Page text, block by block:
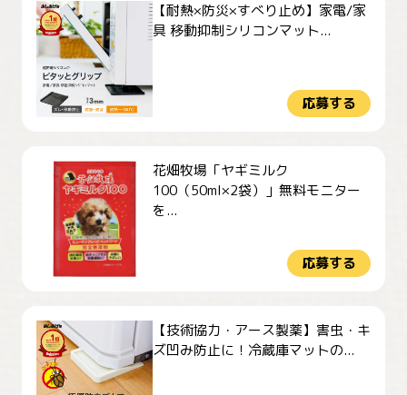
【耐熱×防災×すべり止め】家電/家
具 移動抑制シリコンマット...
応募する
花畑牧場「ヤギミルク
100（50ml×2袋）」無料モニター
を...
応募する
【技術協力・アース製薬】害虫・キ
ズ凹み防止に！冷蔵庫マットの...